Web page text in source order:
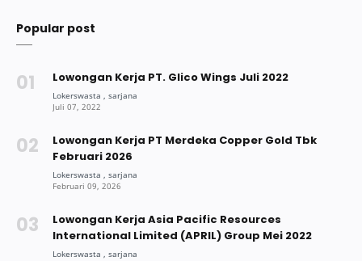
Popular post
Lowongan Kerja PT. Glico Wings Juli 2022
Lowongan Kerja PT Merdeka Copper Gold Tbk
Februari 2026
Lowongan Kerja Asia Pacific Resources
International Limited (APRIL) Group Mei 2022